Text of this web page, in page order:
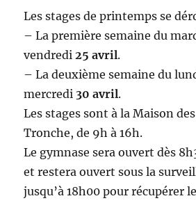
Les stages de printemps se
– La première semaine du
vendredi 25 avril.
– La deuxième semaine du
mercredi 30 avril.
Les stages sont à la Maison
Tronche, de 9h à 16h.
Le gymnase sera ouvert dès
et restera ouvert sous la
jusqu’à 18h00 pour récupérer